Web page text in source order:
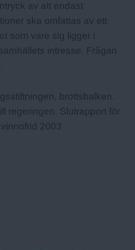
av att endast
ska omfattas av ett
som vare sig ligger i
intresse. Frågan
brottsbalken.
regeringen. Slutrapport för
2003